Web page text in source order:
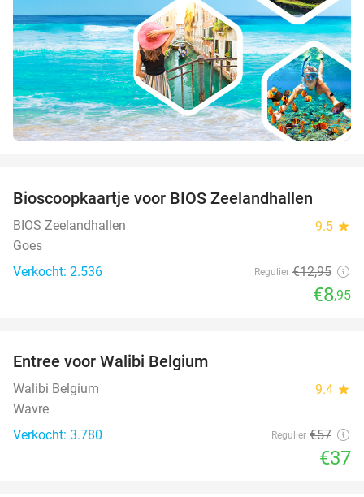
Bioscoopkaartje voor BIOS Zeelandhallen
BIOS Zeelandhallen 9.5 star
Goes
Verkocht: 2.536
Regulier €12,95
€8,95
Entree voor Walibi Belgium
Walibi Belgium 9.4 star
Wavre
Verkocht: 3.780
Regulier €57
€37